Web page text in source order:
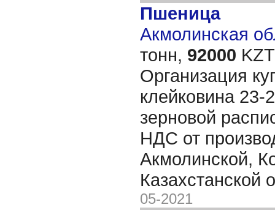
Пшеница
Акмолинская
тонн, 92000
Организация
клейковина 23-
зерновой
НДС от
Акмолинской,
Казахстанской
05-2021